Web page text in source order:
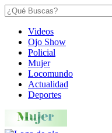
Videos
Ojo Show
Policial
Mujer
Locomundo
Actualidad
Deportes